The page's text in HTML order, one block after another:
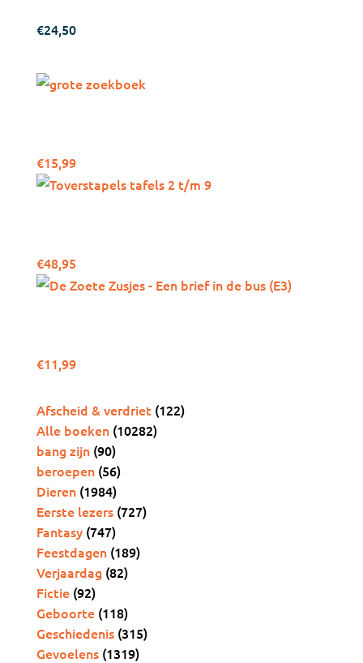
€24,50
€15,99
€48,95
€11,99
Afscheid & verdriet (122)
Alle boeken (10282)
bang zijn (90)
beroepen (56)
Dieren (1984)
Eerste lezers (727)
Fantasy (747)
Feestdagen (189)
Verjaardag (82)
Fictie (92)
Geboorte (118)
Geschiedenis (315)
Gevoelens (1319)